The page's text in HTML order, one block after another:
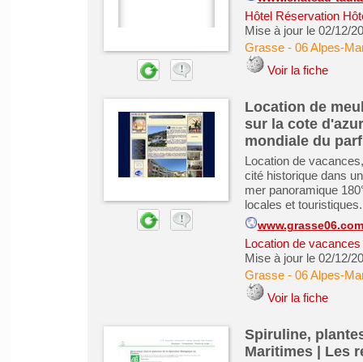
Hôtel Réservation
Mise à jour le 02/12/
Grasse- 06 Alpes-
Voir la fiche
Location de
sur la cote
mondiale du
Location de
cité historique dans
mer panoramique
locales et touristiques.
www.grasse06.com
Location de
Mise à jour le 02/12/
Grasse- 06 Alpes-
Voir la fiche
Spiruline,
Maritimes | Les